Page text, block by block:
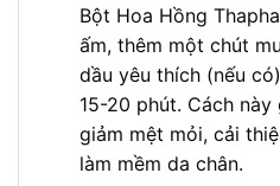
Bột Hoa Hồng
ấm, thêm một chút
dầu yêu thích (nếu
15-20 phút. Cách
giảm mệt mỏi, cải
làm mềm da chân.